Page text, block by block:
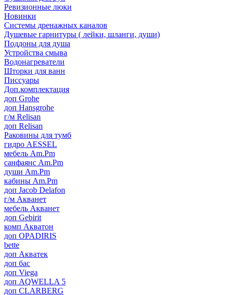
Ревизионные люки
Новинки
Системы дренажных каналов
Душевые гарнитуры ( лейки, шланги, души)
Поддоны для душа
Устройства смыва
Водонагреватели
Шторки для ванн
Писсуары
Доп.комплектация
доп Grohe
доп Hansgrohe
г/м Relisan
доп Relisan
Раковины для тумб
гидро AESSEL
мебель Am.Pm
санфаянс Am.Pm
души Am.Pm
кабины Am.Pm
доп Jacob Delafon
г/м Акванет
мебель Акванет
доп Gebirit
комп Акватон
доп OPADIRIS
bette
доп Акватек
доп бас
доп Viega
доп AQWELLA 5
доп CLARBERG